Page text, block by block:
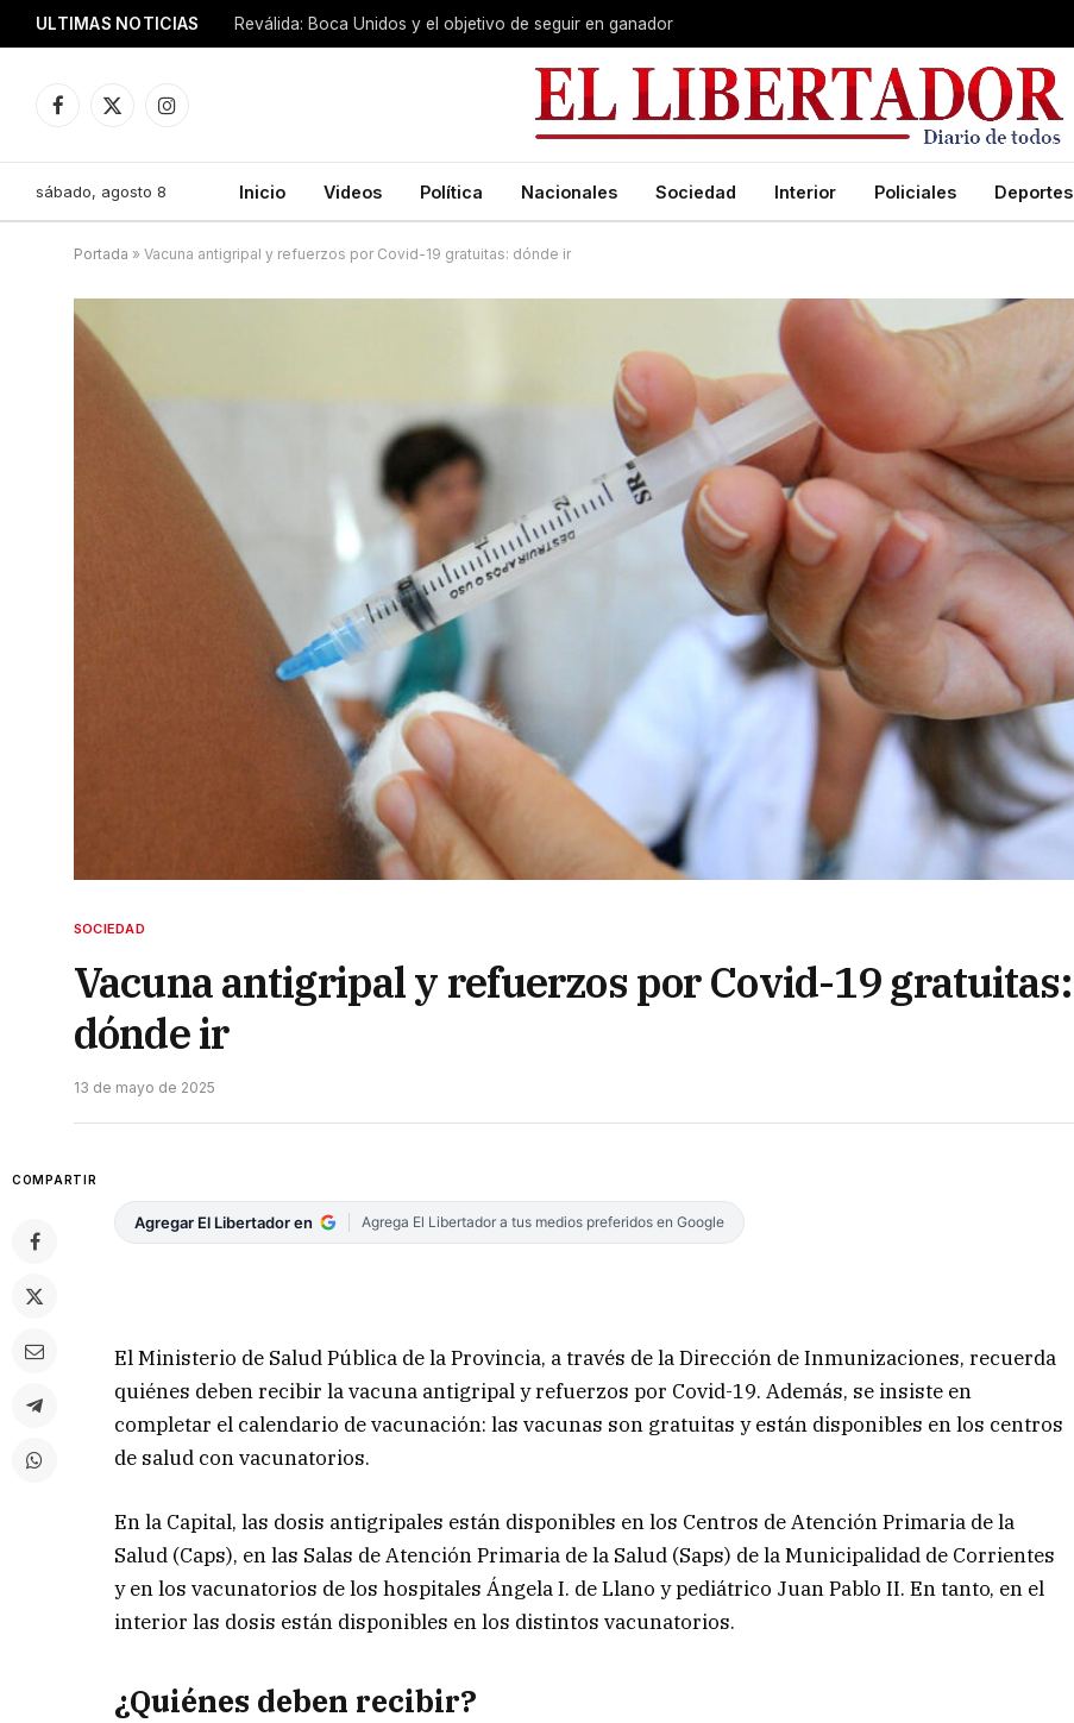
ULTIMAS NOTICIAS Reválida: Boca Unidos y el objetivo de seguir en ganador
Facebook
X
Instagram
sábado, agosto 8 Inicio Videos Política Nacionales Sociedad Interior Policiales Deportes
Portada » Vacuna antigripal y refuerzos por Covid-19 gratuitas: dónde ir
SOCIEDAD
Vacuna antigripal y refuerzos por Covid-19 gratuitas:
dónde ir
13 de mayo de 2025
COMPARTIR
Agregar El Libertador en Agrega El Libertador a tus medios preferidos en Google
El Ministerio de Salud Pública de la Provincia, a través de la Dirección de Inmunizaciones, recuerda
quiénes deben recibir la vacuna antigripal y refuerzos por Covid-19. Además, se insiste en
completar el calendario de vacunación: las vacunas son gratuitas y están disponibles en los centros
de salud con vacunatorios.
En la Capital, las dosis antigripales están disponibles en los Centros de Atención Primaria de la
Salud (Caps), en las Salas de Atención Primaria de la Salud (Saps) de la Municipalidad de Corrientes
y en los vacunatorios de los hospitales Ángela I. de Llano y pediátrico Juan Pablo II. En tanto, en el
interior las dosis están disponibles en los distintos vacunatorios.
¿Quiénes deben recibir?